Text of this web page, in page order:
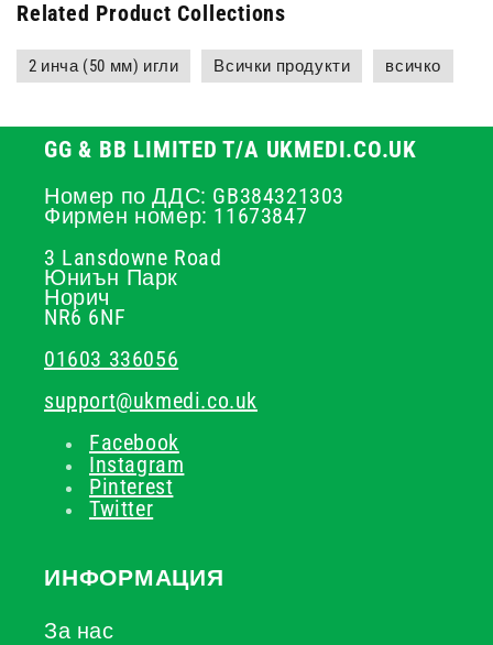
Related Product Collections
2 инча (50 мм) игли Всички продукти всичко
GG & BB LIMITED T/A UKMEDI.CO.UK
Номер по ДДС: GB384321303
Фирмен номер: 11673847
3 Lansdowne Road
Юниън Парк
Норич
NR6 6NF
01603 336056
support@ukmedi.co.uk
Facebook
Instagram
Pinterest
Twitter
ИНФОРМАЦИЯ
За нас